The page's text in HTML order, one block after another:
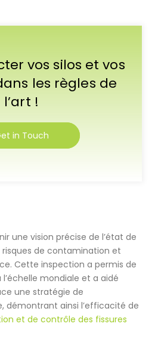
vos silos et vos
les règles de
l’art !
in Touch
une vision précise de l’état de
de contamination et
Cette inspection a permis de
mondiale et a aidé
une stratégie de
démontrant ainsi l’efficacité de
et de contrôle des fissures